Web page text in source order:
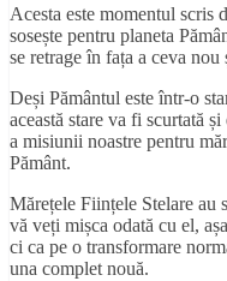
Acesta este momentul scris
sosește pentru planeta
se retrage în fața a ceva nou
Deși Pământul este într-o
această stare va fi scurtată
a misiunii noastre pentru
Pământ.
Mărețele Ființele Stelare au
vă veți mișca odată cu el,
ci ca pe o transformare
una complet nouă.